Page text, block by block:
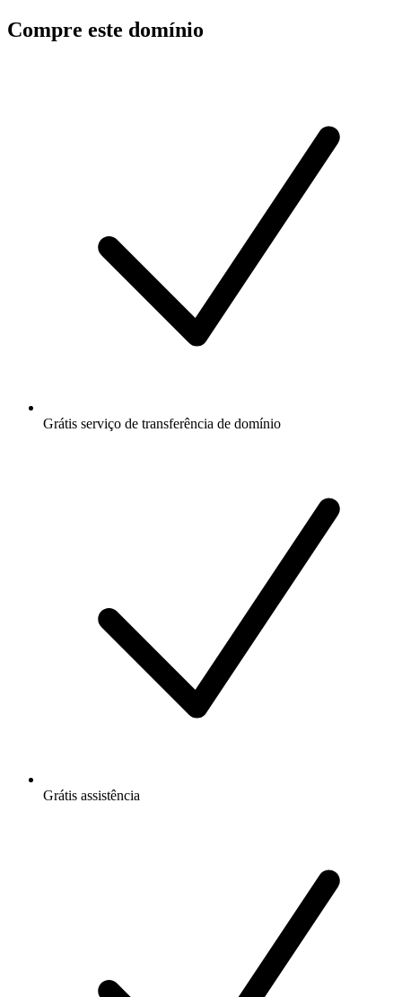
Compre este domínio
Grátis serviço de transferência de domínio
Grátis assistência